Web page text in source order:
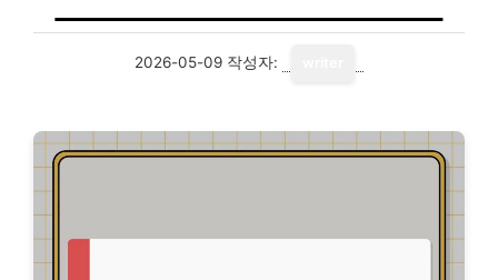
2026-05-09 작성자: